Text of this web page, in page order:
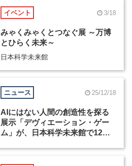
イベント 3/18
みゃくみゃくとつなぐ展 ～万博
とひらく未来～
日本科学未来館
ニュース 25/12/18
AIにはない人間の創造性を探る
展示「デヴィエーション・ゲー
ム」が、日本科学未来館で12月